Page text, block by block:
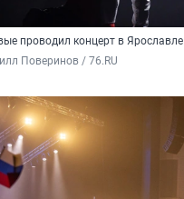
проводил концерт в Ярославле
Поверинов / 76.RU